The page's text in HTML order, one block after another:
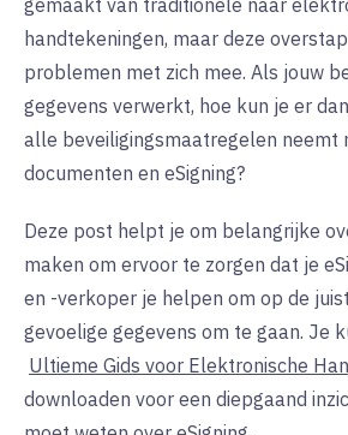
handtekeningen, maar deze
problemen met zich mee. Als jouw
gegevens verwerkt, hoe kun je er
alle beveiligingsmaatregelen neemt
documenten en eSigning?
Deze post helpt je om belangrijke
maken om ervoor te zorgen dat je
en -verkoper je helpen om op de
gevoelige gegevens om te gaan. Je
Ultieme Gids voor Elektronische
downloaden voor een diepgaand